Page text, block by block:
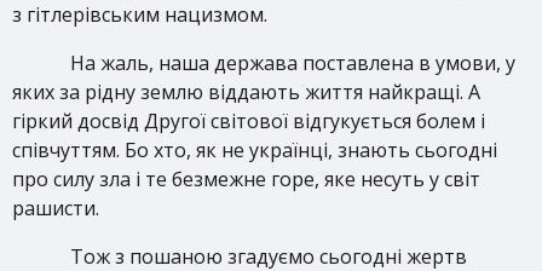
з гітлерівським нацизмом.
На жаль, наша держава поставлена в умови, у
яких за рідну землю віддають життя найкращі. А
гіркий досвід Другої світової відгукується болем і
співчуттям. Бо хто, як не українці, знають сьогодні
про силу зла і те безмежне горе, яке несуть у світ
рашисти.
Тож з пошаною згадуємо сьогодні жертв